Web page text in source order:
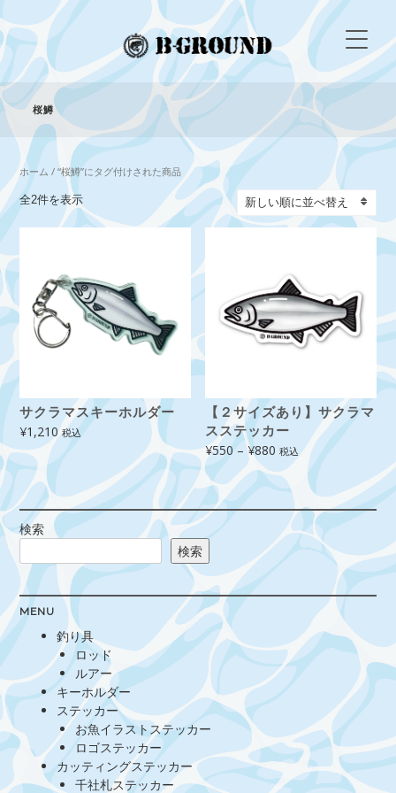
桜鱒
ホーム / “桜鱒”にタグ付けされた商品
全2件を表示新
し
サクラマスキーホルダー
¥1,210 税込
【２サイズあり】サクラマ
スステッカー
¥550 –¥880 価
格
帯:
¥550
¥880
税込
検索
検索
MENU
釣り具
ロッド
ルアー
キーホルダー
ステッカー
お魚イラストステッカー
ロゴステッカー
カッティングステッカー
千社札ステッカー